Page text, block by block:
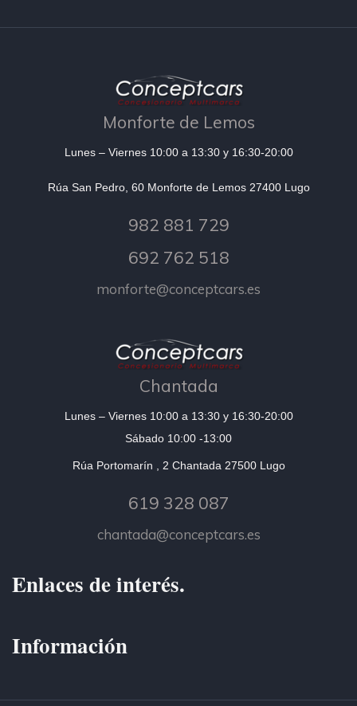
Monforte de Lemos
Lunes – Viernes 10:00 a 13:30 y 16:30-20:00
Rúa San Pedro, 60 Monforte de Lemos 27400 Lugo
982 881 729
692 762 518
monforte@conceptcars.es
Chantada
Lunes – Viernes 10:00 a 13:30 y 16:30-20:00
Sábado 10:00 -13:00
Rúa Portomarín , 2 Chantada 27500 Lugo
619 328 087
chantada@conceptcars.es
Enlaces de interés.
Información